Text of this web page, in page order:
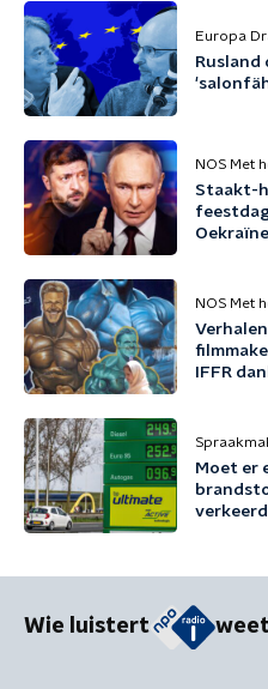
Europa
Rusland
NOS Met
Staakt-
Oekraïne
NOS Met
IFFR
Moet er
Wie luistert